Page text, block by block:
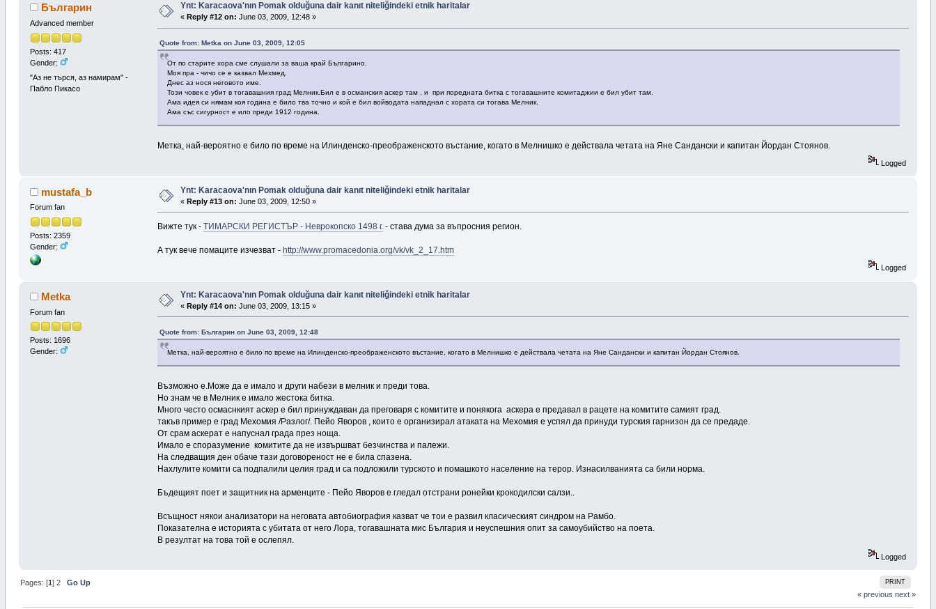
Българин
Advanced member
Posts: 417
Gender:
"Аз не търся, аз намирам" -
Пабло Пикасо
Ynt: Karacaova'nın Pomak olduğuna dair kanıt niteliğindeki etnik haritalar
« Reply #12 on: June 03, 2009, 12:48 »
Quote from: Metka on June 03, 2009, 12:05
От по старите хора сме слушали за ваша край Българино.
Моя пра - чичо се е казвал Мехмед.
Днес аз нося неговото име.
Този човек е убит в тогавашния град Мелник.Бил е в османския аскер там , и при поредната битка с тогавашните комитаджии е бил убит там.
Ама идея си нямам коя година е било тва точно и кой е бил войводата нападнал с хората си тогава Мелник.
Ама със сигурност е ило преди 1912 година.
Метка, най-вероятно е било по време на Илинденско-преображенското въстание, когато в Мелнишко е действала четата на Яне Сандански и капитан Йордан Стоянов.
Logged
mustafa_b
Forum fan
Posts: 2359
Gender:
Ynt: Karacaova'nın Pomak olduğuna dair kanıt niteliğindeki etnik haritalar
« Reply #13 on: June 03, 2009, 12:50 »
Вижте тук -ТИМАРСКИ РЕГИСТЪР - Неврокопско 1498 г. - става дума за въпросния регион.
А тук вече помаците изчезват - http://www.promacedonia.org/vk/vk_2_17.htm
Logged
Metka
Forum fan
Posts: 1696
Gender:
Ynt: Karacaova'nın Pomak olduğuna dair kanıt niteliğindeki etnik haritalar
« Reply #14 on: June 03, 2009, 13:15 »
Quote from: Българин on June 03, 2009, 12:48
Метка, най-вероятно е било по време на Илинденско-преображенското въстание, когато в Мелнишко е действала четата на Яне Сандански и капитан Йордан Стоянов.
Възможно е.Може да е имало и други набези в мелник и преди това.
Но знам че в Мелник е имало жестока битка.
Много често осмаснкият аскер е бил принуждаван да преговаря с комитите и понякога аскера е предавал в рацете на комитите самият град.
такъв пример е град Мехомия /Разлог/. Пейо Яворов , които е организирал атаката на Мехомия е успял да принуди турския гарнизон да се предаде.
От срам аскерат е напуснал града през ноща.
Имало е споразумение комитите да не извършват безчинства и палежи.
На следващия ден обаче тази договореност не е била спазена.
Нахлулите комити са подпалили целия град и са подложили турското и помашкото население на терор. Изнасилванията са били норма.
Бъдещият поет и защитник на арменците - Пейо Яворов е гледал отстрани ронейки крокодилски салзи..
Всъщност някои анализатори на неговата автобиография казват че тои е развил класическият синдром на Рамбо.
Показателна е историята с убитата от него Лора, тогавашната мис България и неуспешния опит за самоубийство на поета.
В резултат на това той е ослепял.
Logged
PRINT
Pages: [1] 2
Go Up
« previous next »